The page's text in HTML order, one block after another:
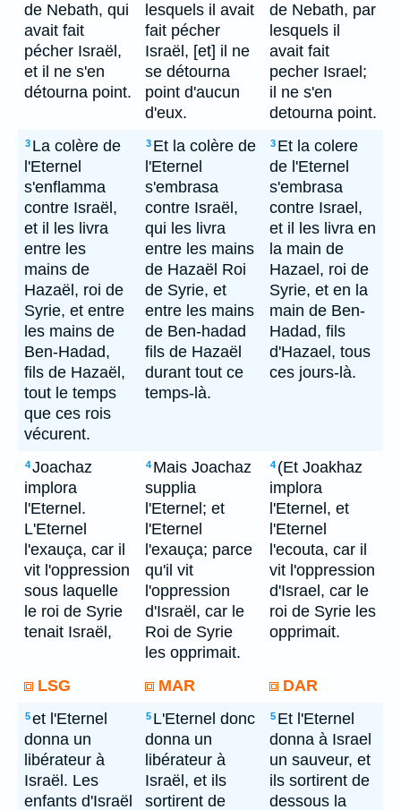
de Nebath, qui
avait fait
pécher Israël,
et il ne s'en
détourna point.
lesquels il avait
fait pécher
Israël, [et] il ne
se détourna
point d'aucun
d'eux.
de Nebath, par
lesquels il
avait fait
pecher Israel;
il ne s'en
detourna point.
3 La colère de
l'Eternel
s'enflamma
contre Israël,
et il les livra
entre les
mains de
Hazaël, roi de
Syrie, et entre
les mains de
Ben-Hadad,
fils de Hazaël,
tout le temps
que ces rois
vécurent.
3 Et la colère de
l'Eternel
s'embrasa
contre Israël,
qui les livra
entre les mains
de Hazaël Roi
de Syrie, et
entre les mains
de Ben-hadad
fils de Hazaël
durant tout ce
temps-là.
3 Et la colere
de l'Eternel
s'embrasa
contre Israel,
et il les livra en
la main de
Hazael, roi de
Syrie, et en la
main de Ben-
Hadad, fils
d'Hazael, tous
ces jours-là.
4Joachaz
implora
l'Eternel.
L'Eternel
l'exauça, car il
vit l'oppression
sous laquelle
le roi de Syrie
tenait Israël,
4 Mais Joachaz
supplia
l'Eternel; et
l'Eternel
l'exauça; parce
qu'il vit
l'oppression
d'Israël, car le
Roi de Syrie
les opprimait.
4 (Et Joakhaz
implora
l'Eternel, et
l'Eternel
l'ecouta, car il
vit l'oppression
d'Israel, car le
roi de Syrie les
opprimait.
LSG MAR DAR
5et l'Eternel
donna un
libérateur à
Israël. Les
enfants d'Israël
5 L'Eternel donc
donna un
libérateur à
Israël, et ils
sortirent de
5 Et l'Eternel
donna à Israel
un sauveur, et
ils sortirent de
dessous la